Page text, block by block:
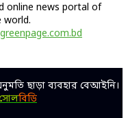
online news portal of
world.
ছাড়া ব্যবহার বেআইনি।
বিডি